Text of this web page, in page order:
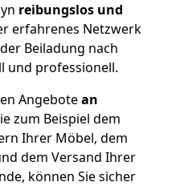
reibungslos und
erfahrenes Netzwerk
Beiladung nach
und professionell.
Angebotean
zum Beispiel dem
Ihrer Möbel, dem
dem Versand Ihrer
können Sie sicher